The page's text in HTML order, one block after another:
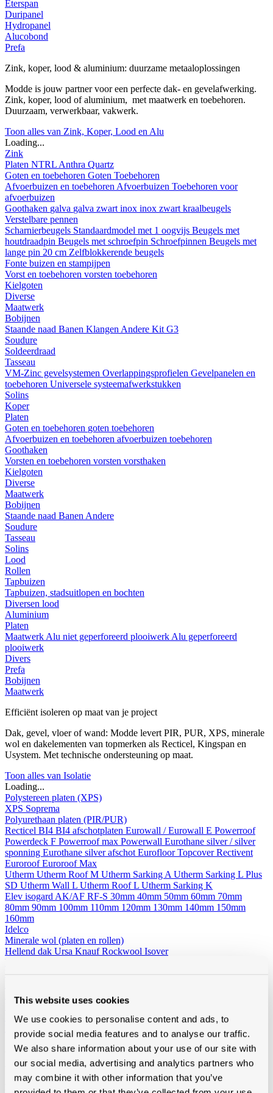
This website uses cookies
We use cookies to personalise content and ads, to
provide social media features and to analyse our traffic.
We also share information about your use of our site with
our social media, advertising and analytics partners who
may combine it with other information that you’ve
Eterspan
Duripanel
Hydropanel
Alucobond
Prefa
Zink, koper, lood & aluminium: duurzame metaaloplossingen
Modde is jouw partner voor een perfecte dak- en gevelafwerking.
Zink, koper, lood of aluminium, met maatwerk en toebehoren.
Duurzaam, verwerkbaar, vakwerk.
Toon alles van Zink, Koper, Lood en Alu
Loading...
Zink
Platen NTRL Anthra Quartz
Goten en toebehoren Goten Toebehoren
Afvoerbuizen en toebehoren Afvoerbuizen Toebehoren voor
afvoerbuizen
Goothaken galva galva zwart inox inox zwart kraalbeugels
Verstelbare pennen
Scharnierbeugels Standaardmodel met 1 oogvijs Beugels met
houtdraadpin Beugels met schroefpin Schroefpinnen Beugels met
lange pin 20 cm Zelfblokkerende beugels
Fonte buizen en stampijpen
Vorst en toebehoren vorsten toebehoren
Kielgoten
Diverse
Maatwerk
Bobijnen
Staande naad Banen Klangen Andere Kit G3
Soudure
Soldeerdraad
Tasseau
VM-Zinc gevelsystemen Overlappingsprofielen Gevelpanelen en
toebehoren Universele systeemafwerkstukken
Solins
Koper
Platen
Goten en toebehoren goten toebehoren
Afvoerbuizen en toebehoren afvoerbuizen toebehoren
Goothaken
Vorsten en toebehoren vorsten vorsthaken
Kielgoten
Diverse
Maatwerk
Bobijnen
Staande naad Banen Andere
Soudure
Tasseau
Solins
Lood
Rollen
Tapbuizen
Tapbuizen, stadsuitlopen en bochten
Diversen lood
Aluminium
Platen
Maatwerk Alu niet geperforeerd plooiwerk Alu geperforeerd
plooiwerk
Divers
Prefa
Bobijnen
Maatwerk
Efficiënt isoleren op maat van je project
Dak, gevel, vloer of wand: Modde levert PIR, PUR, XPS, minerale
wol en dakelementen van topmerken als Recticel, Kingspan en
Usystem. Met technische ondersteuning op maat.
Toon alles van Isolatie
Loading...
Polystereen platen (XPS)
XPS Soprema
Polyurethaan platen (PIR/PUR)
Recticel BI4 BI4 afschotplaten Eurowall / Eurowall E Powerroof
Powerdeck F Powerroof max Powerwall Eurothane silver / silver
sponning Eurothane silver afschot EurofloorTopcoverRectivent
EuroroofEuroroof Max
Utherm Utherm Roof M Utherm Sarking A Utherm Sarking L Plus
SD Utherm Wall L Utherm Roof L Utherm Sarking K
Elev isogard AK/AF RF-S 30mm 40mm 50mm 60mm 70mm
80mm 90mm 100mm 110mm 120mm 130mm 140mm 150mm
160mm
Idelco
Minerale wol (platen en rollen)
Hellend dak Ursa KnaufRockwool Isover
Plat dak
Wand - Zoldervloer - spouwUrsaIsoverRockwool
Diversen
Vacuumisolatie
Recticel
Kingspan
Alle toebehoren
Van folies, lijmen en ventilatie tot rookgasafvoer, zoldertrappen en
gereedschap, bij Modde vind je alle toebehoren voor een vlotte,